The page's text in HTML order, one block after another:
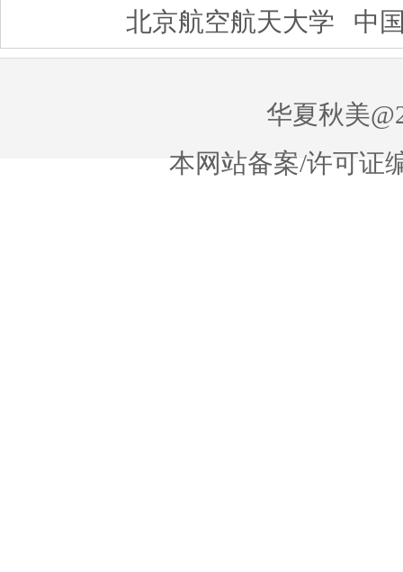
北京航空航天大学
中
华夏秋美
本网站备案/许可证